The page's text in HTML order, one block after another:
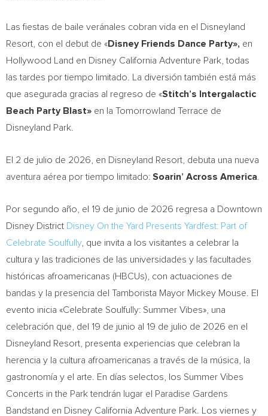
Las fiestas de baile veránales cobran vida en el Disneyland
Resort, con el debut de «Disney Friends Dance Party», en
Hollywood Land en Disney California Adventure Park, todas
las tardes por tiempo limitado. La diversión también está más
que asegurada gracias al regreso de «Stitch’s Intergalactic
Beach Party Blast» en la Tomorrowland Terrace de
Disneyland Park.
El 2 de julio de 2026, en Disneyland Resort, debuta una nueva
aventura aérea por tiempo limitado: Soarin’ Across America
Por segundo año, el 19 de junio de 2026 regresa a Downtown
Disney District Disney On the Yard Presents Yardfest: Part of
Celebrate Soulfully, que invita a los visitantes a celebrar la
cultura y las tradiciones de las universidades y las facultades
históricas afroamericanas (HBCUs), con actuaciones de
bandas y la presencia del Tamborista Mayor Mickey Mouse. El
evento inicia «Celebrate Soulfully: Summer Vibes», una
celebración que, del 19 de junio al 19 de julio de 2026 en el
Disneyland Resort, presenta experiencias que celebran la
herencia y la cultura afroamericanas a través de la música, la
gastronomía y el arte. En días selectos, los Summer Vibes
Concerts in the Park tendrán lugar el Paradise Gardens
Bandstand en Disney California Adventure Park. Los viernes y